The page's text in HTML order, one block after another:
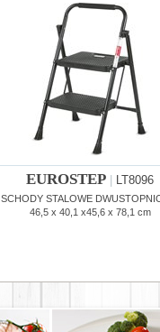
EUROSTEP LT8096
SCHODY STALOWE
46,5 x 40,1 x45,6 x 78,1 cm